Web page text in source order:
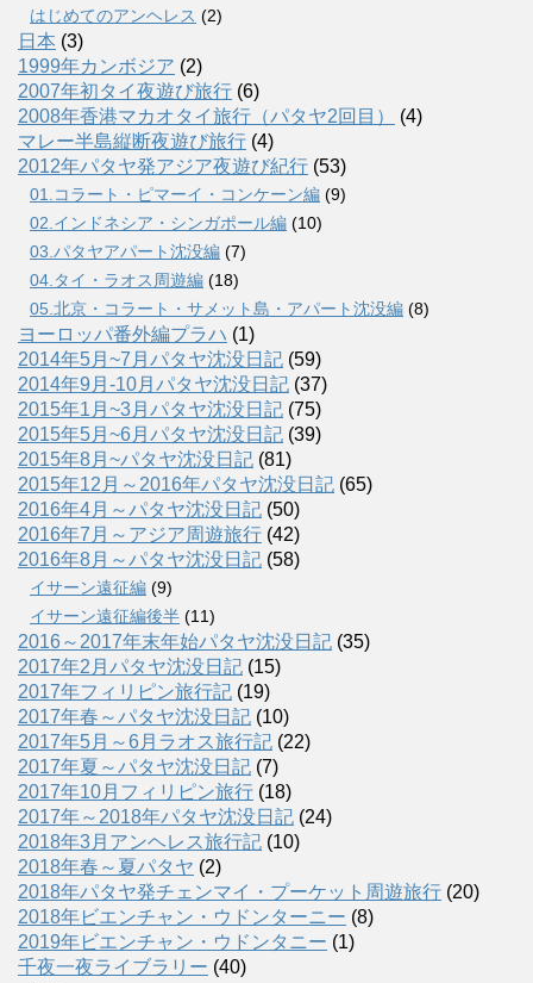
はじめてのアンヘレス (2)
日本 (3)
1999年カンボジア (2)
2007年初タイ夜遊び旅行 (6)
2008年香港マカオタイ旅行（パタヤ2回目）
(4)
マレー半島縦断夜遊び旅行 (4)
2012年パタヤ発アジア夜遊び紀行 (53)
01.コラート・ピマーイ・コンケーン編 (9)
02.インドネシア・シンガポール編 (10)
03.パタヤアパート沈没編 (7)
04.タイ・ラオス周遊編 (18)
05.北京・コラート・サメット島・アパート沈没編 (8)
ヨーロッパ番外編プラハ (1)
2014年5月~7月パタヤ沈没日記 (59)
2014年9月-10月パタヤ沈没日記 (37)
2015年1月~3月パタヤ沈没日記 (75)
2015年5月~6月パタヤ沈没日記 (39)
2015年8月~パタヤ沈没日記 (81)
2015年12月～2016年パタヤ沈没日記 (65)
2016年4月～パタヤ沈没日記 (50)
2016年7月～アジア周遊旅行 (42)
2016年8月～パタヤ沈没日記 (58)
イサーン遠征編 (9)
イサーン遠征編後半 (11)
2016～2017年末年始パタヤ沈没日記 (35)
2017年2月パタヤ沈没日記 (15)
2017年フィリピン旅行記 (19)
2017年春～パタヤ沈没日記 (10)
2017年5月～6月ラオス旅行記 (22)
2017年夏～パタヤ沈没日記 (7)
2017年10月フィリピン旅行 (18)
2017年～2018年パタヤ沈没日記 (24)
2018年3月アンヘレス旅行記 (10)
2018年春～夏パタヤ (2)
2018年パタヤ発チェンマイ・プーケット周遊旅行 (20)
2018年ビエンチャン・ウドンターニー (8)
2019年ビエンチャン・ウドンタニー (1)
千夜一夜ライブラリー (40)